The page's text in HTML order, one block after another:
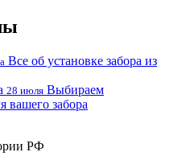
Все об установке забора из
28 июля Выбираем
вашего забора
РФ